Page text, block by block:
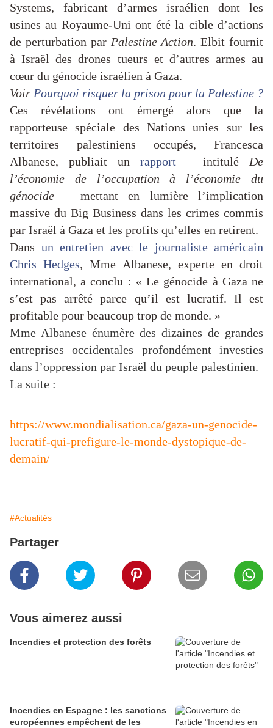
Systems, fabricant d’armes israélien dont les
usines au Royaume-Uni ont été la cible d’actions
de perturbation par Palestine Action. Elbit fournit
à Israël des drones tueurs et d’autres armes au
cœur du génocide israélien à Gaza.
Voir Pourquoi risquer la prison pour la Palestine ?
Ces révélations ont émergé alors que la
rapporteuse spéciale des Nations unies sur les
territoires palestiniens occupés, Francesca
Albanese, publiait un rapport – intitulé De
l’économie de l’occupation à l’économie du
génocide – mettant en lumière l’implication
massive du Big Business dans les crimes commis
par Israël à Gaza et les profits qu’elles en retirent.
Dans un entretien avec le journaliste américain
Chris Hedges, Mme Albanese, experte en droit
international, a conclu : « Le génocide à Gaza ne
s’est pas arrêté parce qu’il est lucratif. Il est
profitable pour beaucoup trop de monde. »
Mme Albanese énumère des dizaines de grandes
entreprises occidentales profondément investies
dans l’oppression par Israël du peuple palestinien.
La suite :
https://www.mondialisation.ca/gaza-un-genocide-
lucratif-qui-prefigure-le-monde-dystopique-de-
demain/
#Actualités
Partager
Vous aimerez aussi
Incendies et protection des forêts
Incendies en Espagne : les sanctions
européennes empêchent de les